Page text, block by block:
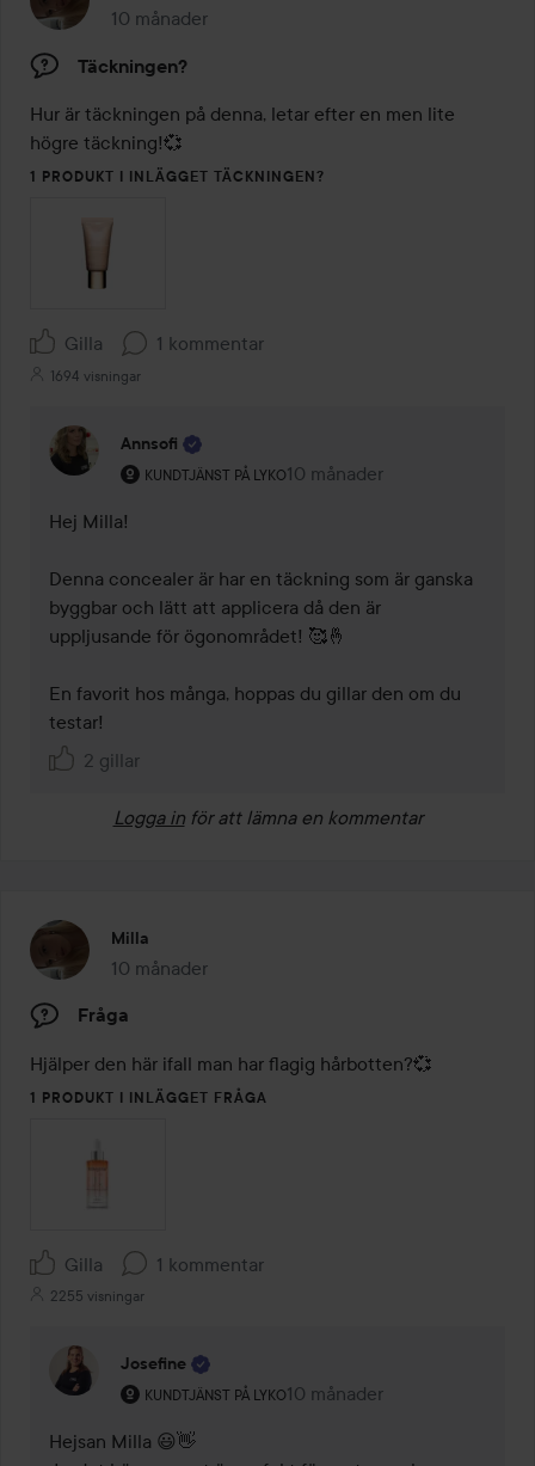
10 månader
Inlägget skapades 10 månader
Täckningen?
Hur är täckningen på denna, letar efter en men lite
högre täckning!💞
1 PRODUKT I INLÄGGET TÄCKNINGEN?
Gilla 1 kommentar
1694 visningar
Annsofi
KUNDTJÄNST PÅ LYKO
Användarens roll: Kundtjänst på Lyko.
10 månader
Kommentaren lades 10
Hej Milla!
Denna concealer är har en täckning som är ganska
byggbar och lätt att applicera då den är
uppljusande för ögonområdet! 🥰🤞
En favorit hos många, hoppas du gillar den om du
testar!
2 gillar
Logga in för att lämna en kommentar
Milla
10 månader
Inlägget skapades 10 månader
Fråga
Hjälper den här ifall man har flagig hårbotten?💞
1 PRODUKT I INLÄGGET FRÅGA
Gilla 1 kommentar
2255 visningar
Josefine
KUNDTJÄNST PÅ LYKO
Användarens roll: Kundtjänst på Lyko.
10 månader
Kommentaren lades 10
Hejsan Milla 😃👋